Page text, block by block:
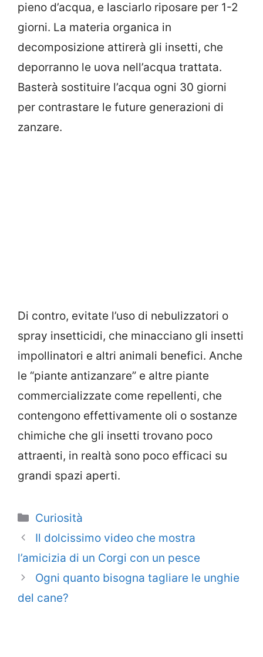
pieno d’acqua, e lasciarlo riposare per 1-2
giorni. La materia organica in
decomposizione attirerà gli insetti, che
deporranno le uova nell’acqua trattata.
Basterà sostituire l’acqua ogni 30 giorni
per contrastare le future generazioni di
zanzare.
Di contro, evitate l’uso di nebulizzatori o
spray insetticidi, che minacciano gli insetti
impollinatori e altri animali benefici. Anche
le “piante antizanzare” e altre piante
commercializzate come repellenti, che
contengono effettivamente oli o sostanze
chimiche che gli insetti trovano poco
attraenti, in realtà sono poco efficaci su
grandi spazi aperti.
Categorie
Curiosità
Il dolcissimo video che mostra
l’amicizia di un Corgi con un pesce
Ogni quanto bisogna tagliare le unghie
del cane?